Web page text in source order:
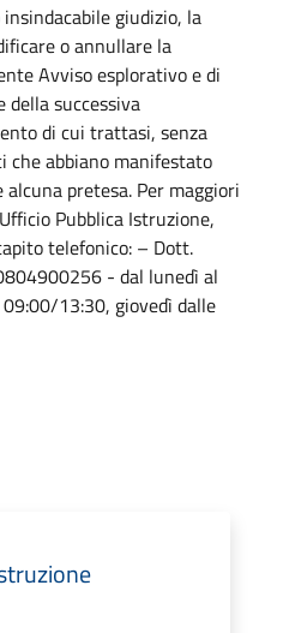
giudizio, la
o annullare la
Avviso esplorativo e di
della successiva
di cui trattasi, senza
che abbiano manifestato
pretesa. Per maggiori
Pubblica Istruzione,
telefonico: – Dott.
- dal lunedì al
13:30, giovedì dalle